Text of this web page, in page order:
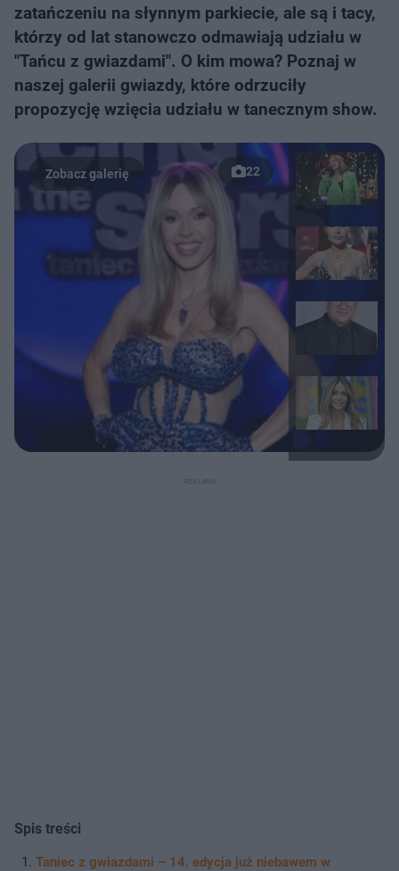
zatańczeniu na słynnym parkiecie, ale są i tacy,
którzy od lat stanowczo odmawiają udziału w
"Tańcu z gwiazdami". O kim mowa? Poznaj w
naszej galerii gwiazdy, które odrzuciły
propozycję wzięcia udziału w tanecznym show.
22
Spis treści
Taniec z gwiazdami – 14. edycja już niebawem w